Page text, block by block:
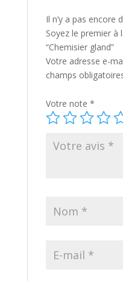
Il n’y a pas encore
Soyez le premier à
“Chemisier gland”
Votre adresse e-
champs
Votre note *